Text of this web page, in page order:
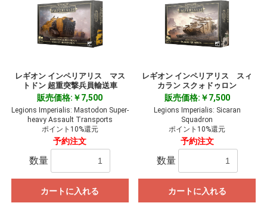
レギオン インペリアリス マス
トドン 超重突撃兵員輸送車
販売価格:￥7,500
Legions Imperialis: Mastodon Super-
heavy Assault Transports
ポイント10%還元
予約注文
数量
カートに入れる
レギオン インペリアリス スィ
カラン スクォドゥロン
販売価格:￥7,500
Legions Imperialis: Sicaran
Squadron
ポイント10%還元
予約注文
数量
カートに入れる